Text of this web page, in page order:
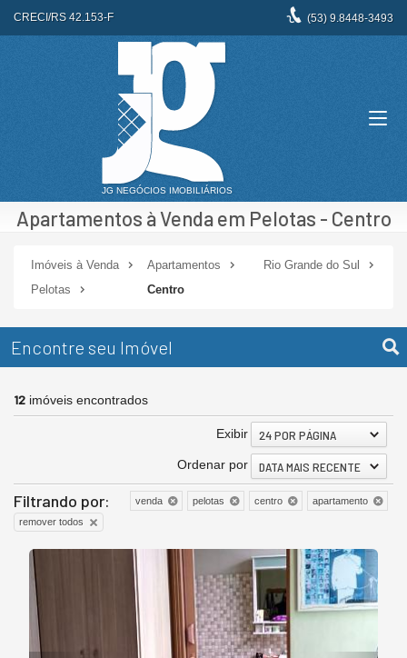
CRECI/RS 42.153-F (53) 9.8448-3493
Apartamentos à Venda em Pelotas - Centro
Imóveis à Venda Apartamentos
Rio Grande do Sul
Pelotas
Centro
Encontre seu Imóvel
12 imóveis encontrados
Exibir 24 POR PÁGINA
Ordenar por DATA MAIS RECENTE
Filtrando por: venda pelotas centro
apartamento
remover todos